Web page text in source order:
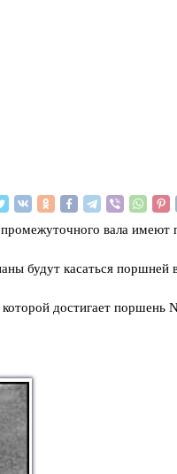
промежуточного вала
будут касаться поршней
достигает поршень